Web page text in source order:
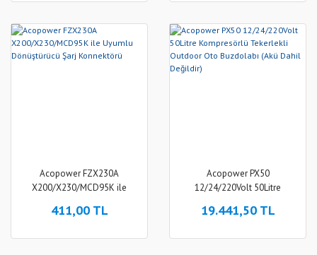
Acopower FZX230A
X200/X230/MCD95K ile
Konnektörü
411,00 TL
Acopower PX50
12/24/220Volt 50Litre
Outdoor Oto Buzdolabı (Akü
19.441,50 TL